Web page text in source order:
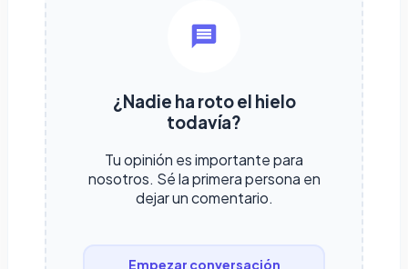
¿Nadie ha roto el hielo
todavía?
Tu opinión es importante para
nosotros. Sé la primera persona en
dejar un comentario.
Empezar conversación